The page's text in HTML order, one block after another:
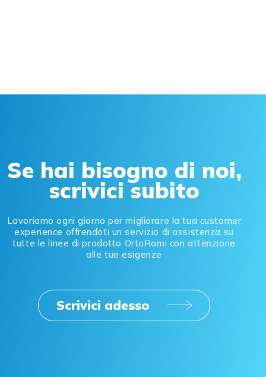
Se hai bisogno di noi,
scrivici subito
Lavoriamo ogni giorno per migliorare la tua customer
experience offrendoti un servizio di assistenza su
tutte le linee di prodotto OrtoRomi con attenzione
alle tue esigenze
Scrivici adesso